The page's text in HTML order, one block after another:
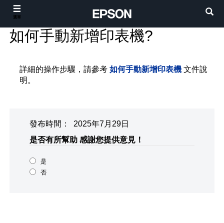
如何手動新增印表機?
詳細的操作步驟，請參考 如何手動新增印表機 文件說
明。
發布時間： 2025年7月29日
是否有所幫助 感謝您提供意見！
是
否